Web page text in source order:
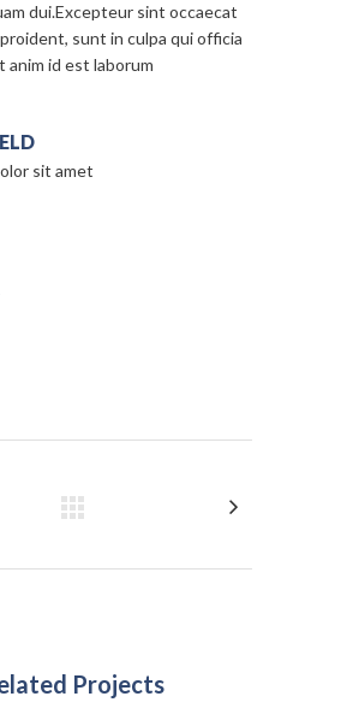
dui.Excepteur sint occaecat
sunt in culpa qui officia
anim id est laborum
sit amet
Projects